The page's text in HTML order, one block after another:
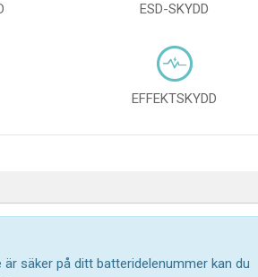
ESD-SKYDD
EFFEKTSKYDD
säker på ditt batteridelenummer kan du